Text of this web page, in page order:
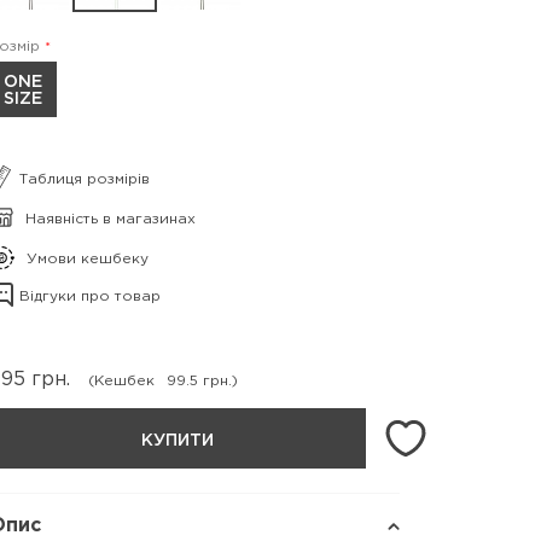
ONE
SIZE
Таблиця розмірів
Наявність в магазинах
Умови кешбеку
Відгуки про товар
грн. (Кешбек 99.5 грн.)
КУПИТИ